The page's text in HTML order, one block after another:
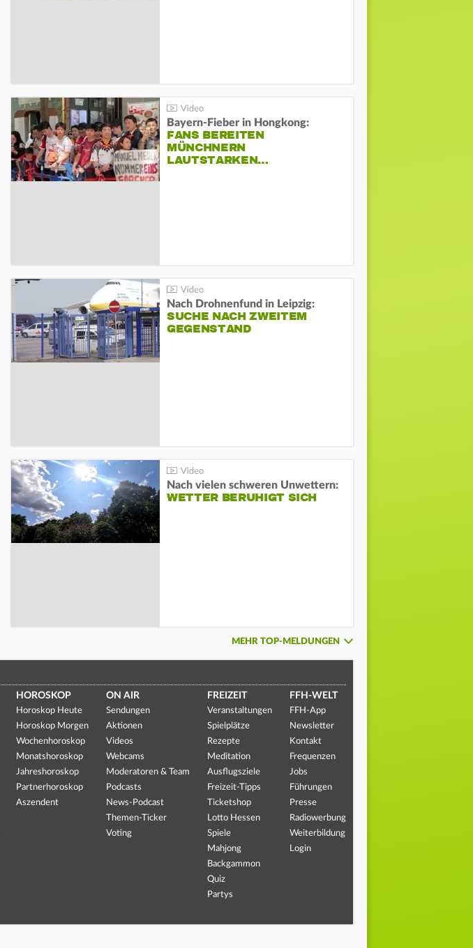
Bayern-Fieber in Hongkong:
FANS BEREITEN
MÜNCHNERN
LAUTSTARKEN…
Nach Drohnenfund in Leipzig:
SUCHE NACH ZWEITEM
GEGENSTAND
Nach vielen schweren Unwettern:
WETTER BERUHIGT SICH
MEHR TOP-MELDUNGEN
HOROSKOP
Horoskop Heute
Horoskop Morgen
Wochenhoroskop
Monatshoroskop
Jahreshoroskop
Partnerhoroskop
Aszendent
ON AIR
Sendungen
Aktionen
Videos
Webcams
Moderatoren & Team
Podcasts
News-Podcast
Themen-Ticker
Voting
FREIZEIT
Veranstaltungen
Spielplätze
Rezepte
Meditation
Ausflugsziele
Freizeit-Tipps
Ticketshop
Lotto Hessen
Spiele
Mahjong
Backgammon
Quiz
Partys
FFH-WELT
FFH-App
Newsletter
Kontakt
Frequenzen
Jobs
Führungen
Presse
Radiowerbung
Weiterbildung
Login